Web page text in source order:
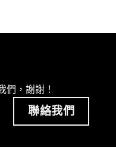
們，謝謝！
聯絡我們